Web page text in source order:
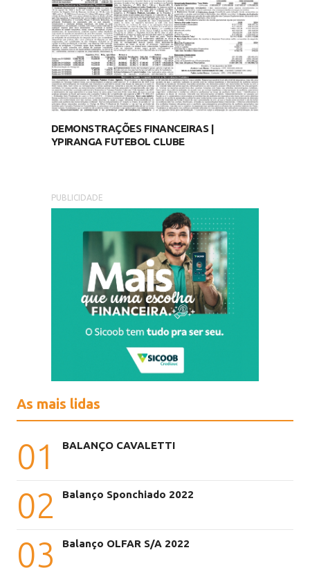
DEMONSTRAÇÕES FINANCEIRAS |
YPIRANGA FUTEBOL CLUBE
PUBLICIDADE
As mais lidas
01 BALANÇO CAVALETTI
02 Balanço Sponchiado 2022
03 Balanço OLFAR S/A 2022